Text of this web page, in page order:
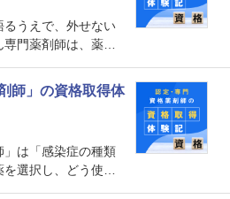
うえで、外せない
門薬剤師は、薬剤
に発足しました。薬
化するがん医療に
師にとって一目置
師」の資格取得体
」は「感染症の種類
選択し、どう使っ